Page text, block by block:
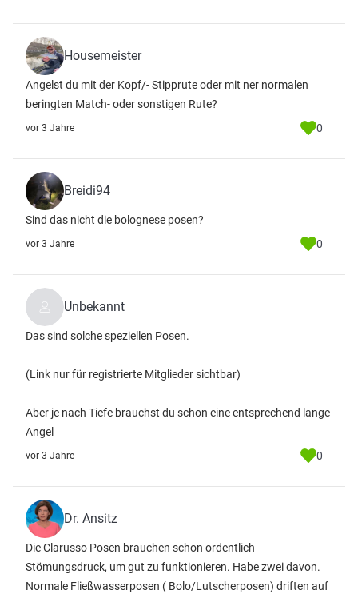
Housemeister
Angelst du mit der Kopf/- Stipprute oder mit ner normalen
beringten Match- oder sonstigen Rute?
vor 3 Jahre 0
Breidi94
Sind das nicht die bolognese posen?
vor 3 Jahre 0
Unbekannt
Das sind solche speziellen Posen.
(Link nur für registrierte Mitglieder sichtbar)
Aber je nach Tiefe brauchst du schon eine entsprechend lange
Angel
vor 3 Jahre 0
Dr. Ansitz
Die Clarusso Posen brauchen schon ordentlich
Stömungsdruck, um gut zu funktionieren. Habe zwei davon.
Normale Fließwasserposen ( Bolo/Lutscherposen) driften auf